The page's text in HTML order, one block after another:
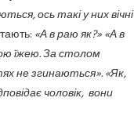
ось такі у них вічні
«А в раю як?» «А в
їжею. За столом
не згинаються». «Як,
чоловік, вони